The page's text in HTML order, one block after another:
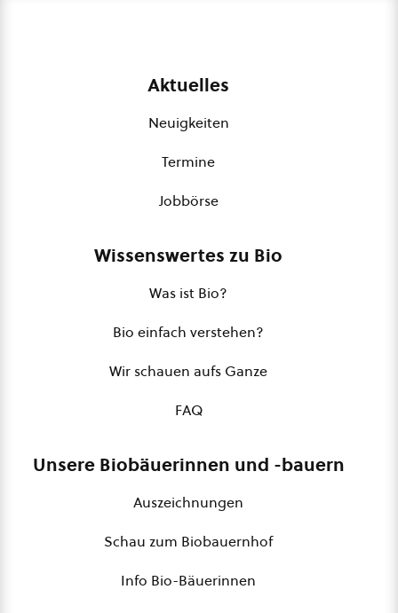
Aktuelles
Neuigkeiten
Termine
Jobbörse
Wissenswertes zu Bio
Was ist Bio?
Bio einfach verstehen?
Wir schauen aufs Ganze
FAQ
Unsere Biobäuerinnen und -bauern
Auszeichnungen
Schau zum Biobauernhof
Info Bio-Bäuerinnen